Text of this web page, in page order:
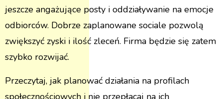
jeszcze angażujące posty i oddziaływanie na emocje
odbiorców. Dobrze zaplanowane sociale pozwolą
zwiększyć zyski i ilość zleceń. Firma będzie się zatem
szybko rozwijać.
Przeczytaj, jak planować działania na profilach
społecznościowych i nie przepłacaj na ich